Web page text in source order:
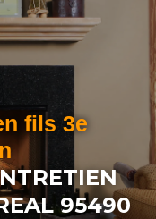
fils 3e
95490